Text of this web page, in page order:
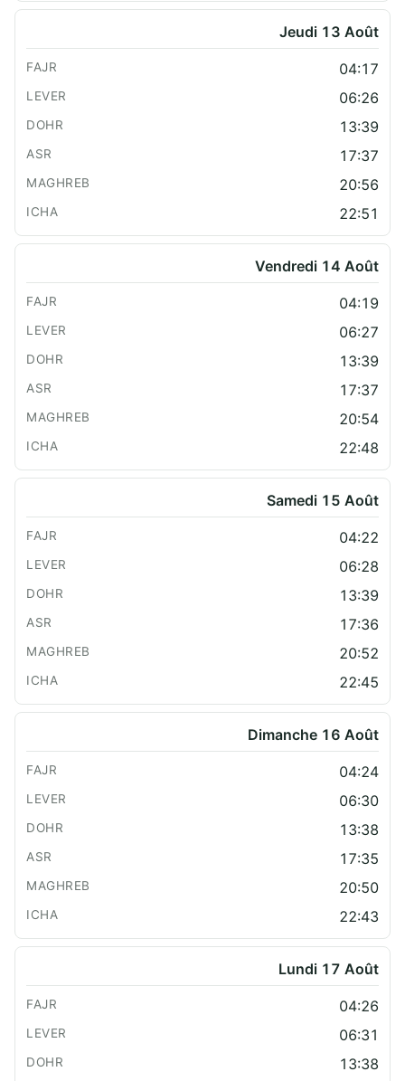
Jeudi 13 Août
04:17
06:26
13:39
17:37
20:56
22:51
Vendredi 14 Août
04:19
06:27
13:39
17:37
20:54
22:48
Samedi 15 Août
04:22
06:28
13:39
17:36
20:52
22:45
Dimanche 16 Août
04:24
06:30
13:38
17:35
20:50
22:43
Lundi 17 Août
04:26
06:31
13:38